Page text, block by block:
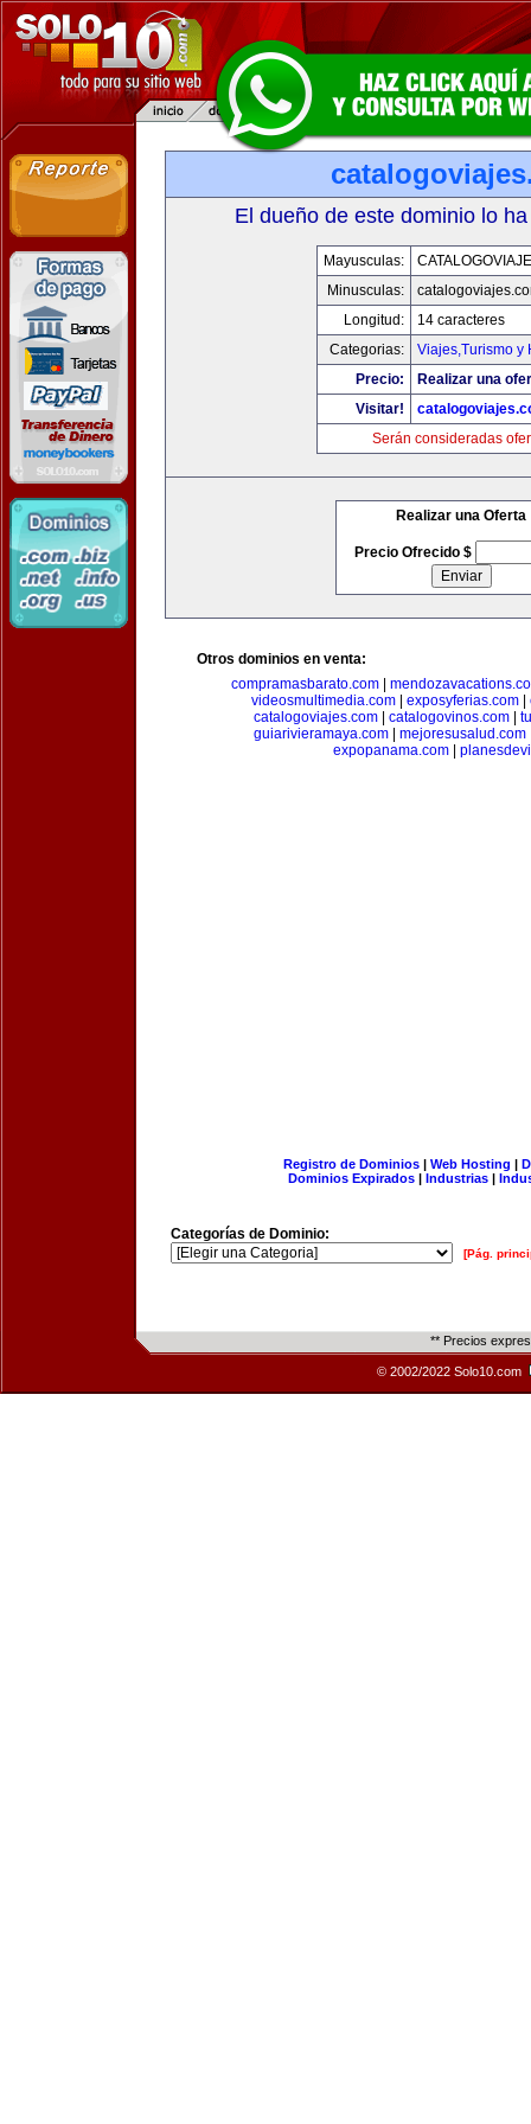
El dueño de este dominio lo
Mayusculas:
Minusculas:
Longitud:
14 caracteres
Categorias:
Viajes,Turismo y
Precio:
Realizar una
Visitar!
Serán consideradas
Realizar una Oferta
Precio Ofrecido $
Otros dominios en venta:
compramasbarato.com|
videosmultimedia.com
exposyferias.com
catalogoviajes.com| catalogovinos.com|
guiarivieramaya.com
mejoresusalud.com
expopanama.com
Registro de Dominios| Web Hosting |
Dominios Expirados | Industrias |
Categorías de Dominio:
[Pág.
** Precios
© 2002/2022 Solo10.com